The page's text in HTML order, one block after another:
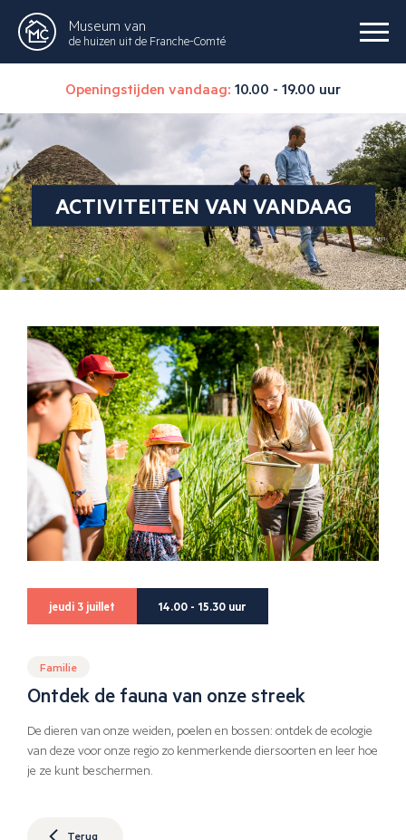
Museum van
de huizen uit de Franche-Comté
Openingstijden vandaag: 10.00 - 19.00 uur
ACTIVITEITEN VAN VANDAAG
jeudi 3 juillet 14.00 - 15.30 uur
Familie
Ontdek de fauna van onze streek
De dieren van onze weiden, poelen en bossen: ontdek de ecologie
van deze voor onze regio zo kenmerkende diersoorten en leer hoe
je ze kunt beschermen.
Terug